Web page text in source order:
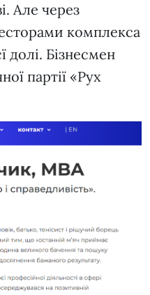
Але через
комплекса
долі. Бізнесмен
партії «Рух